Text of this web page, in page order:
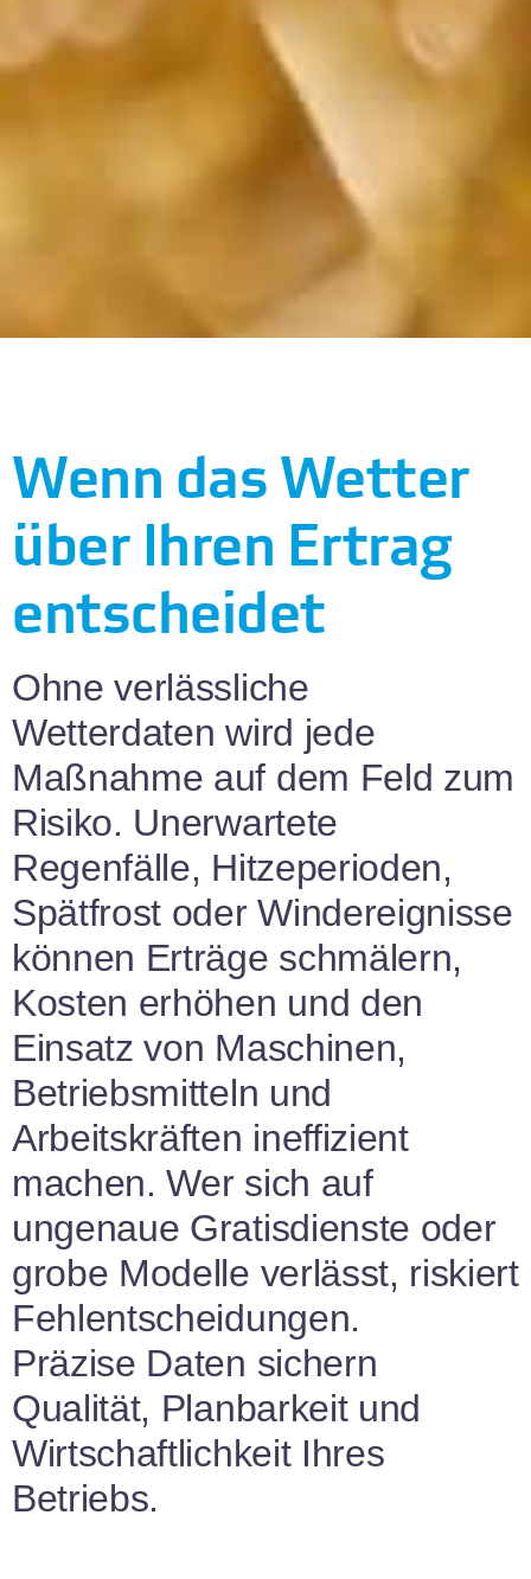
Wenn das Wetter
über Ihren Ertrag
entscheidet
Ohne verlässliche
Wetterdaten wird jede
Maßnahme auf dem Feld zum
Risiko. Unerwartete
Regenfälle, Hitzeperioden,
Spätfrost oder Windereignisse
können Erträge schmälern,
Kosten erhöhen und den
Einsatz von Maschinen,
Betriebsmitteln und
Arbeitskräften ineffizient
machen. Wer sich auf
ungenaue Gratisdienste oder
grobe Modelle verlässt, riskiert
Fehlentscheidungen.
Präzise Daten sichern
Qualität, Planbarkeit und
Wirtschaftlichkeit Ihres
Betriebs.